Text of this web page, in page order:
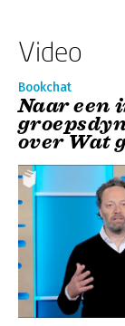
Video
Bookchat
Naar een
over Wat